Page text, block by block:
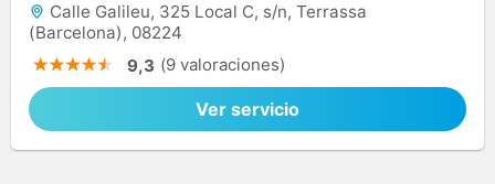
Calle Galileu, 325 Local C, s/n, Terrassa
(Barcelona), 08224
9,3 (9 valoraciones)
Ver servicio